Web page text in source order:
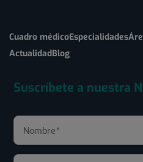
Cuadro médicoEspecialidades
ActualidadBlog
Suscríbete a nuestra